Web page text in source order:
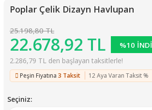
Poplar Çelik Dizayn Havlupan
25.198,80 TL
22.678,92 TL %10
2.286,79 TL den başlayan taksitlerle!
Peşin Fiyatına 3 Taksit 12 Aya Varan Taksit %
Seçiniz: